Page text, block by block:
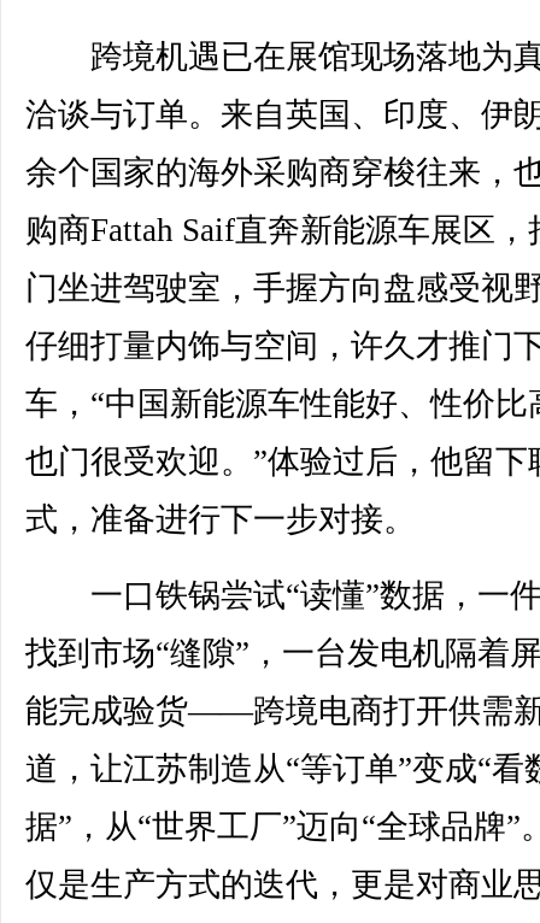
跨境机遇已在展馆现场落地为
洽谈与订单。来自英国、印度、伊
余个国家的海外采购商穿梭往来，
购商Fattah Saif直奔新能源车展区，
门坐进驾驶室，手握方向盘感受视
仔细打量内饰与空间，许久才推门
车，“中国新能源车性能好、性价比
也门很受欢迎。”体验过后，他留下
式，准备进行下一步对接。
一口铁锅尝试“读懂”数据，一
找到市场“缝隙”，一台发电机隔着
能完成验货——跨境电商打开供需
道，让江苏制造从“等订单”变成“看
据”，从“世界工厂”迈向“全球品牌”
仅是生产方式的迭代，更是对商业